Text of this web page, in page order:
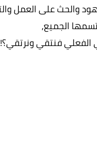
والحث على العمل
الجميع,
الفعلي فنتقي ونرتقي؟!